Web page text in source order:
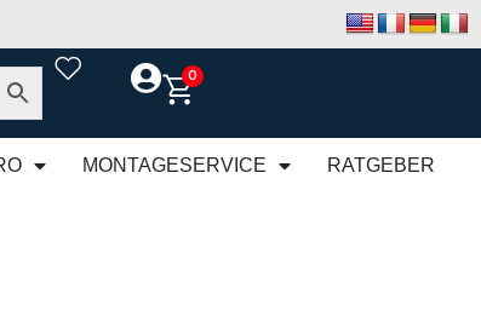
0
MONTAGESERVICE RATGEBER